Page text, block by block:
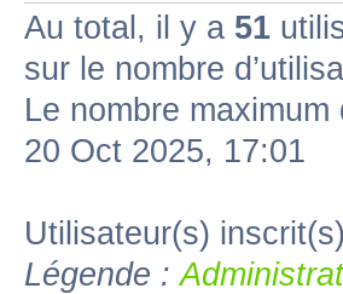
Au total, il y a 51
sur le nombre
Le nombre
20 Oct 2025, 17:01
Utilisateur(s)
Légende :